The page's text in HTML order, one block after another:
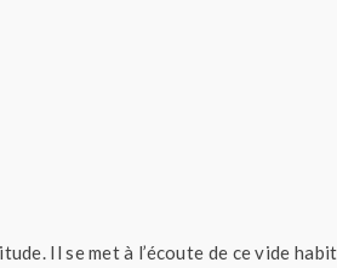
Il se met à l’écoute de ce vide